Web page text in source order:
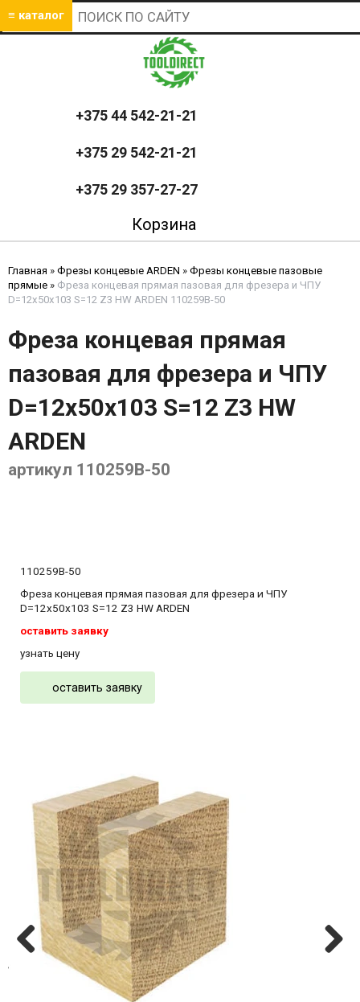
≡ каталог
+375 44 542-21-21
+375 29 542-21-21
+375 29 357-27-27
Корзина
Главная » Фрезы концевые ARDEN » Фрезы концевые пазовые
прямые » Фреза концевая прямая пазовая для фрезера и ЧПУ
D=12x50x103 S=12 Z3 HW ARDEN 110259B-50
Фреза концевая прямая
пазовая для фрезера и ЧПУ
D=12x50x103 S=12 Z3 HW
ARDEN
артикул 110259B-50
110259B-50
Фреза концевая прямая пазовая для фрезера и ЧПУ
D=12x50x103 S=12 Z3 HW ARDEN
оставить заявку
узнать цену
оставить заявку